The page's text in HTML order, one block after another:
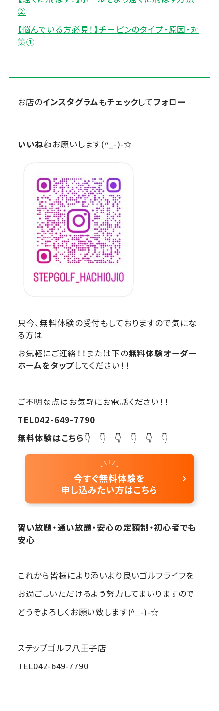
②
【悩んでいる方必見！】チーピンのタイプ・原因・対
策①
お店のインスタグラムもチェックしてフォロー
いいね👍お願いします(^_-)-☆
只今、無料体験の受付もしておりますので気にな
る方は
お気軽にご連絡！！または下の無料体験オーダー
ホームをタップしてください！！
ご不明な点はお気軽にお電話ください！！
TEL042-649-7790
無料体験はこちら👇 👇 👇 👇 👇 👇
習い放題・通い放題・安心の定額制・初心者でも
安心
これから皆様により添いより良いゴルフライフを
お過ごしいただけるよう努力してまいりますので
どうぞよろしくお願い致します(^_-)-☆
ステップゴルフ八王子店
TEL042-649-7790